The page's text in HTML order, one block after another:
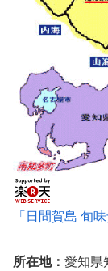
「日間賀島 旬
所在地： 愛知県